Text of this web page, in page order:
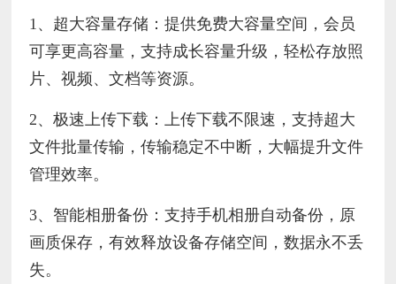
1、超大容量存储：提供免费大容量空间，会员
可享更高容量，支持成长容量升级，轻松存放照
片、视频、文档等资源。
2、极速上传下载：上传下载不限速，支持超大
文件批量传输，传输稳定不中断，大幅提升文件
管理效率。
3、智能相册备份：支持手机相册自动备份，原
画质保存，有效释放设备存储空间，数据永不丢
失。